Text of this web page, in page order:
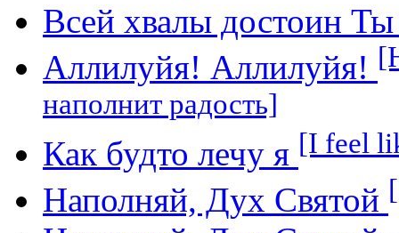
Всей хвалы достоин
Аллилуйя! Аллилуйя!
наполнит радость]
Как будто лечу я [I feel
Наполняй, Дух Святой